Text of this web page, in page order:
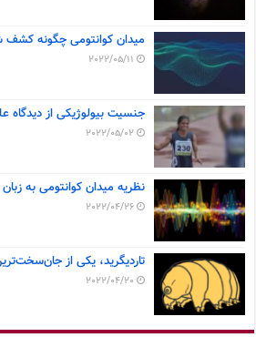
میدان کوانتومی چگونه کشف
2022/05/11
جنسیت بیولوژیکی از دیدگاه
2022/05/02
نظریه میدان کوانتومی به
2022/04/26
تاردیگرید، یکی از
2022/04/20